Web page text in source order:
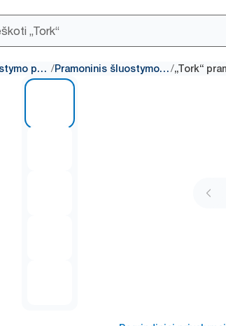
Šluostymo popierius / Pramoninis šluostymo popierius/